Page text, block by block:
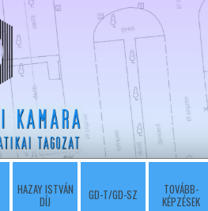
HAZAY ISTVÁN
DÍJ
GD-T/GD-SZ
TOVÁBB-
KÉPZÉSEK